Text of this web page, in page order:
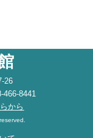
26
466-8441
から